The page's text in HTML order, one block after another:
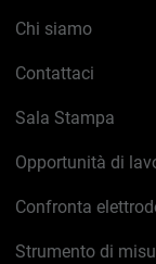
Chi siamo
Contattaci
Sala Stampa
Opportunità di
Confronta
Strumento di